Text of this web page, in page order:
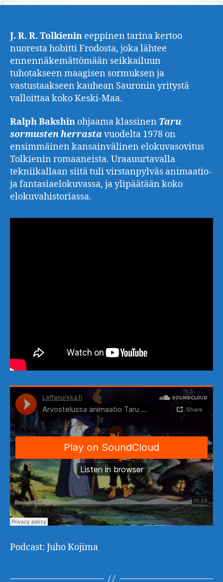
J. R. R. Tolkienin eeppinen tarina kertoo
nuoresta hobitti Frodosta, joka lähtee
ennennäkemättömään seikkailuun
tuhotakseen maagisen sormuksen ja
vastustaakseen kauhean Sauronin yritystä
valloittaa koko Keski-Maa.
Ralph Bakshin ohjaama klassinen Taru
sormusten herrasta vuodelta 1978 on
ensimmäinen kansainvälinen elokuvasovitus
Tolkienin romaaneista. Uraauurtavalla
tekniikallaan siitä tuli virstanpylväs animaatio-
ja fantasiaelokuvassa, ja ylipäätään koko
elokuvahistoriassa.
Podcast: Juho Kojima